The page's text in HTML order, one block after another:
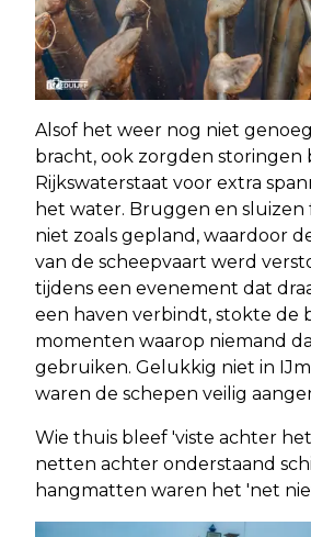
Alsof het weer nog niet
bracht, ook zorgden storingen
Rijkswaterstaat voor extra
het water. Bruggen en
niet zoals gepland, waardoor
van de scheepvaart werd
tijdens een evenement dat
een haven verbindt, stokte de
momenten waarop niemand
gebruiken. Gelukkig niet in
waren de schepen veilig
Wie thuis bleef 'viste achter
netten achter onderstaand
hangmatten waren het 'net